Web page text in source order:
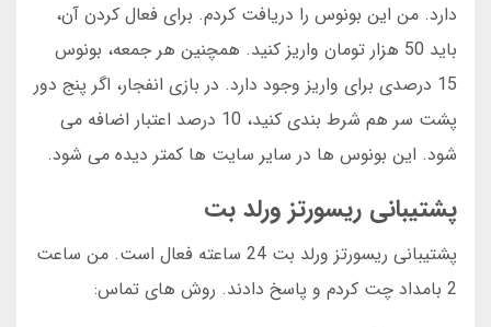
دارد. من این بونوس را دریافت کردم. برای فعال کردن آن،
باید 50 هزار تومان واریز کنید. همچنین هر جمعه، بونوس
15 درصدی برای واریز وجود دارد. در بازی انفجار، اگر پنج دور
پشت سر هم شرط بندی کنید، 10 درصد اعتبار اضافه می
شود. این بونوس ها در سایر سایت ها کمتر دیده می شود.
پشتیبانی ریسورتز ورلد بت
پشتیبانی ریسورتز ورلد بت 24 ساعته فعال است. من ساعت
2 بامداد چت کردم و پاسخ دادند. روش های تماس: